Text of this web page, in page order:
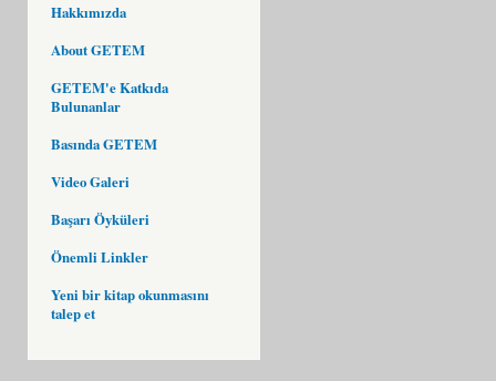
Hakkımızda
About GETEM
GETEM'e Katkıda
Bulunanlar
Basında GETEM
Video Galeri
Başarı Öyküleri
Önemli Linkler
Yeni bir kitap okunmasını
talep et